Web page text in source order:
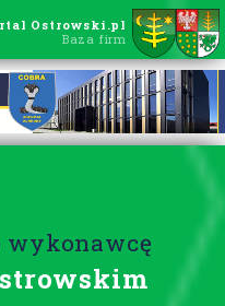
Ostrowski.pl
Baza firm
wykonawcę